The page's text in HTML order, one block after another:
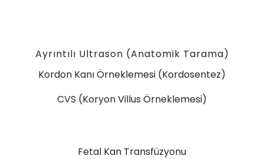
Ayrıntılı Ultrason (Anatomik Tarama)
Kordon Kanı Örneklemesi (Kordosentez)
CVS (Koryon Villus Örneklemesi)
Fetal Kan Transfüzyonu